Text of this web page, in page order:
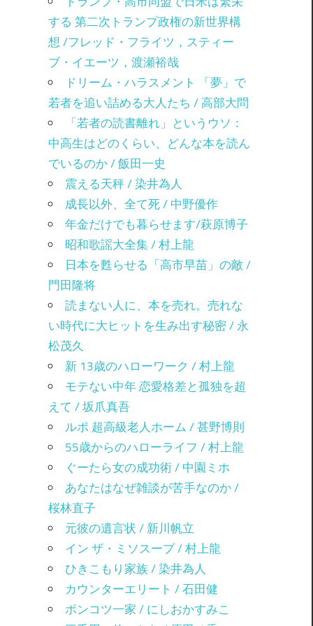
する 第二次トランプ政権の新世界構
想 /フレッド・フライツ，スティー
ブ・イエーツ，渡瀬裕哉
ドリーム・ハラスメント 「夢」で
若者を追い詰める大人たち / 高部大問
「若者の読書離れ」というウソ：
中高生はどのくらい、どんな本を読ん
でいるのか / 飯田一史
震える天秤 / 染井為人
成長以外、全て死 / 中野優作
年金だけでも暮らせます/萩原博子
昭和歌謡大全集 / 村上龍
日本を甦らせる「高市早苗」の敵 /
門田隆将
読まない人に、本を売れ。売れな
い時代に大ヒットを生み出す秘密 / 永
松茂久
新 13歳のハローワーク / 村上龍
モテない中年 恋愛格差と孤独を超
えて / 坂爪真吾
ルポ 超高級老人ホーム / 甚野博則
55歳からのハローライフ / 村上龍
ぐーたら女の成功術 / 中園ミホ
あなたはなぜ雑談が苦手なのか /
桜林直子
元彼の遺言状 / 新川帆立
イン ザ・ミソスープ / 村上龍
ひきこもり家族 / 染井為人
カウンターエリート / 石田健
ポンコツ一家 / にしおかすみこ